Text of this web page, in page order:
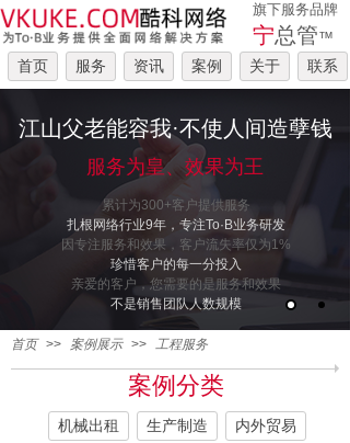
旗下服务品牌
宁总管™
首页
服务 资讯 案例 关于 联系
江山父老能容我·不使人间造孽钱
服务为皇、效果为王
累计为300+客户提供服务
扎根网络行业9年，专注To·B业务研发
因专注服务和效果，客户流失率仅为1%
珍惜客户的每一分投入
亲爱的客户，您需要的是服务和效果
不是销售团队人数规模
首页 >> 案例展示 >> 工程服务
案例分类
机械出租 生产制造
内外贸易